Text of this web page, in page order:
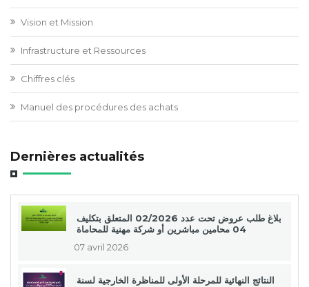
Vision et Mission
Infrastructure et Ressources
Chiffres clés
Manuel des procédures des achats
Dernières actualités
بلاغ طلب عروض تحت عدد 02/2026 المتعلق بتكليف
04 محامين مباشرين أو شركة مهنية للمحاماة
07 avril 2026
النتائج النهائية للمرحلة الأولى للمناظرة الخارجية لسنة